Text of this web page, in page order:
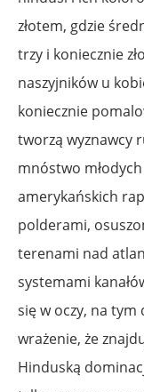
złotem, gdzie
trzy i koniecznie
naszyjników u
koniecznie
tworzą wyznawcy
mnóstwo
amerykańskich
polderami,
terenami nad
systemami
się w oczy, na
wrażenie, że
Hinduską